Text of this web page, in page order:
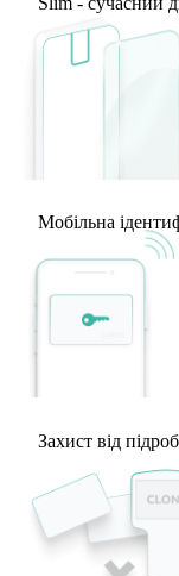
Мобільна
Захист від